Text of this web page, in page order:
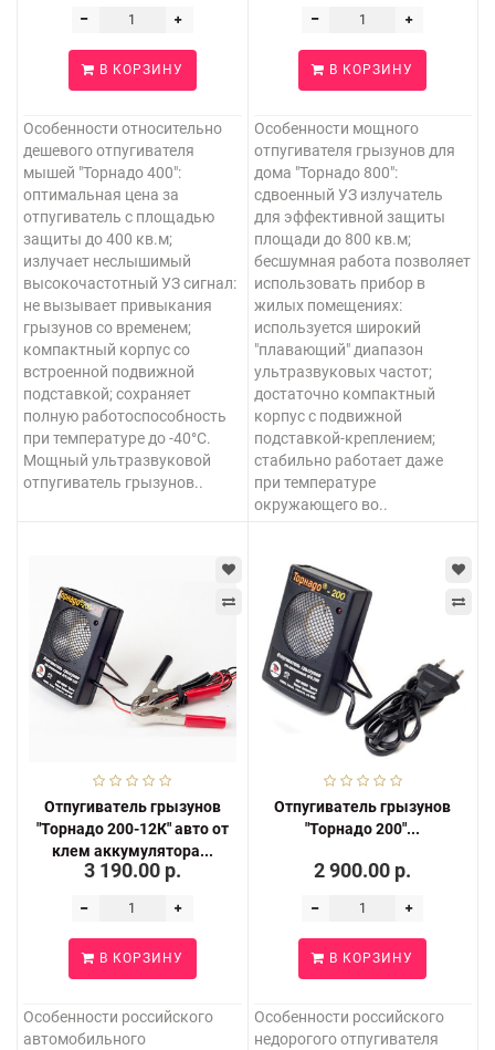
В КОРЗИНУ
Особенности относительно
дешевого отпугивателя
мышей "Торнадо 400":
оптимальная цена за
отпугиватель с площадью
защиты до 400 кв.м;
излучает неслышимый
высокочастотный УЗ сигнал:
не вызывает привыкания
грызунов со временем;
компактный корпус со
встроенной подвижной
подставкой; сохраняет
полную работоспособность
при температуре до -40°C.
Мощный ультразвуковой
отпугиватель грызунов..
В КОРЗИНУ
Особенности мощного
отпугивателя грызунов для
дома "Торнадо 800":
сдвоенный УЗ излучатель
для эффективной защиты
площади до 800 кв.м;
бесшумная работа позволяет
использовать прибор в
жилых помещениях:
используется широкий
"плавающий" диапазон
ультразвуковых частот;
достаточно компактный
корпус с подвижной
подставкой-креплением;
стабильно работает даже
при температуре
окружающего во..
Отпугиватель грызунов
"Торнадо 200-12К" авто от
клем аккумулятора...
3 190.00 р.
В КОРЗИНУ
Особенности российского
автомобильного
Отпугиватель грызунов
"Торнадо 200"...
2 900.00 р.
В КОРЗИНУ
Особенности российского
недорогого отпугивателя